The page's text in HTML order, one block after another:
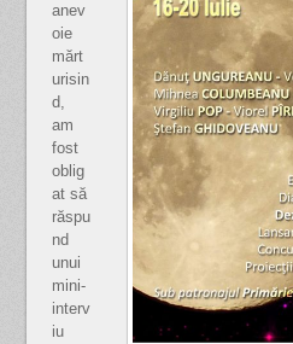
anev
oie
mărt
urisin
d,
am
fost
oblig
at să
răspu
nd
unui
mini-
interv
iu